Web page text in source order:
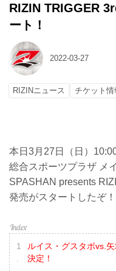
RIZIN TRIGGER
ート！
2022-03-27
RIZINニュース チケット情
本日3月27日（日）
総合スポーツプラザ メ
SPASHAN presents
発売がスタートしたぞ！
ルイス・グスタボvs.
決定！